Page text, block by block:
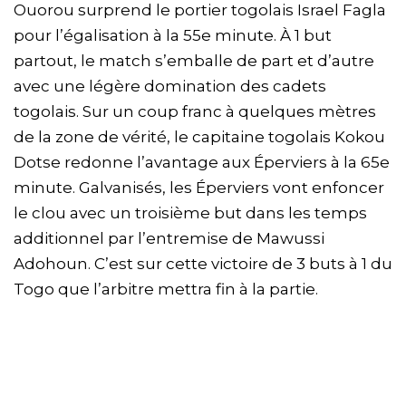
Ouorou surprend le portier togolais Israel Fagla
pour l’égalisation à la 55e minute. À 1 but
partout, le match s’emballe de part et d’autre
avec une légère domination des cadets
togolais. Sur un coup franc à quelques mètres
de la zone de vérité, le capitaine togolais Kokou
Dotse redonne l’avantage aux Éperviers à la 65e
minute. Galvanisés, les Éperviers vont enfoncer
le clou avec un troisième but dans les temps
additionnel par l’entremise de Mawussi
Adohoun. C’est sur cette victoire de 3 buts à 1 du
Togo que l’arbitre mettra fin à la partie.